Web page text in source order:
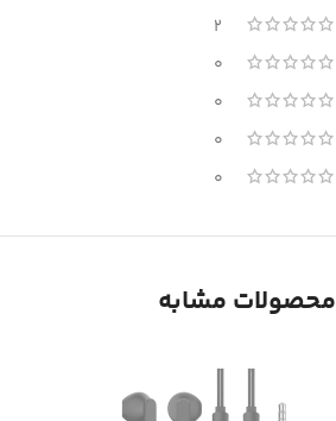
2
0
0
0
0
محصولات مشابه